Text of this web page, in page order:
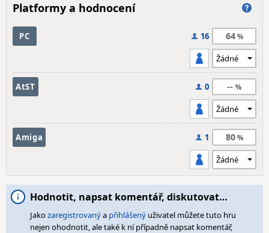
Platformy a hodnocení
PC 16 64
AtST 0 --
Amiga 1 80
Hodnotit, napsat komentář, diskutovat…
Jakozaregistrovanýa přihlášený uživatel můžete tuto hru
nejen ohodnotit, ale také k ní případně napsat komentář,